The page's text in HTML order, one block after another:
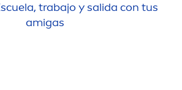
trabajo y salida con tus
amigas